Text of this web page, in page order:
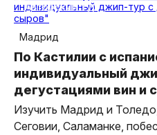
авторский тур
Мадрид
По Кастилии с
индивидуальный
дегустациями вин и
Изучить Мадрид и
Сеговии, Саламанке,